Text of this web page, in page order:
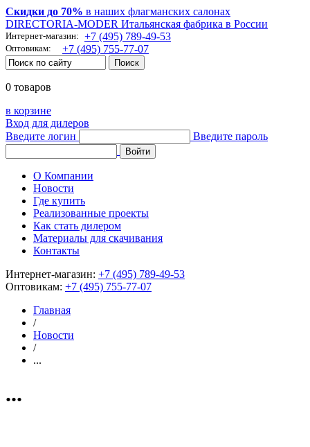
Скидки до 70% в наших флагманских салонах
DIRECTORIA-MODER Итальянская фабрика в России
Интернет-магазин: +7 (495) 789-49-53
Оптовикам: +7 (495) 755-77-07
0 товаров
в корзине
Вход для дилеров
Введите логин
Введите пароль
О Компании
Новости
Где купить
Реализованные проекты
Как стать дилером
Материалы для скачивания
Контакты
Интернет-магазин: +7 (495) 789-49-53
Оптовикам: +7 (495) 755-77-07
Главная
/
Новости
/
...
...